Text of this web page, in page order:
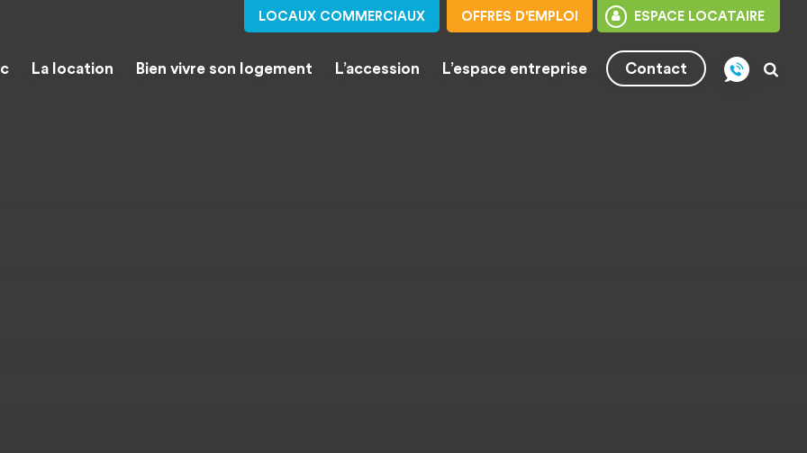
La location Bien vivre son logement L’accession L’espace entreprise Contact
LOCAUX COMMERCIAUX OFFRES D'EMPLOI ESPACE LOCATAIRE